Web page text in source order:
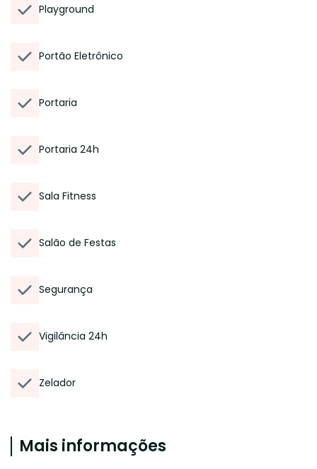
Playground
Portão Eletrônico
Portaria
Portaria 24h
Sala Fitness
Salão de Festas
Segurança
Vigilância 24h
Zelador
Mais informações